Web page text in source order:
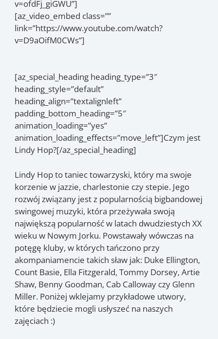
v=ofdFj_giGWU”]
[az_video_embed class=””
link=”https://www.youtube.com/watch?
v=D9aOifM0CWs”]
[az_special_heading heading_type=”3″
heading_style=”default”
heading_align=”textalignleft”
padding_bottom_heading=”5″
animation_loading=”yes”
animation_loading_effects=”move_left”]Czym jest
Lindy Hop?[/az_special_heading]
Lindy Hop to taniec towarzyski, który ma swoje
korzenie w jazzie, charlestonie czy stepie. Jego
rozwój związany jest z popularnością bigbandowej
swingowej muzyki, która przeżywała swoją
największą popularność w latach dwudziestych XX
wieku w Nowym Jorku. Powstawały wówczas na
potęgę kluby, w których tańczono przy
akompaniamencie takich sław jak: Duke Ellington,
Count Basie, Ella Fitzgerald, Tommy Dorsey, Artie
Shaw, Benny Goodman, Cab Calloway czy Glenn
Miller. Poniżej wklejamy przykładowe utwory,
które będziecie mogli usłyszeć na naszych
zajęciach :)